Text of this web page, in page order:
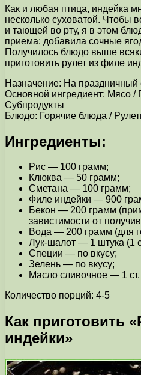
Как и любая птица, индейка
несколько суховатой. Чтобы
и тающей во рту, я в этом
приема: добавила сочные
Получилось блюдо выше
приготовить рулет из филе
Назначение: На праздничный
Основной ингредиент: Мясо /
Субпродукты
Блюдо: Горячие блюда /
Ингредиенты:
Рис — 100 грамм;
Клюква — 50 грамм;
Сметана — 100 грамм;
Филе индейки — 900
Бекон — 200 грамм
завистимости от
Вода — 200 грамм (для
Лук-шалот — 1 штука (1
Специи — по вкусу;
Зелень — по вкусу;
Масло сливочное — 1
Количество порций: 4-5
Как приготовить
индейки»